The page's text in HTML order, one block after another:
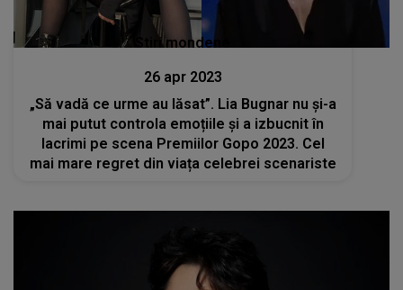
Stiri mondene
26 apr 2023
„Să vadă ce urme au lăsat”. Lia Bugnar nu și-a
mai putut controla emoțiile și a izbucnit în
lacrimi pe scena Premiilor Gopo 2023. Cel
mai mare regret din viața celebrei scenariste